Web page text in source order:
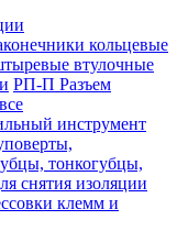
кольцевые
втулочные
РП-П Разъем
инструмент
тонкогубцы,
снятия изоляции
клемм и